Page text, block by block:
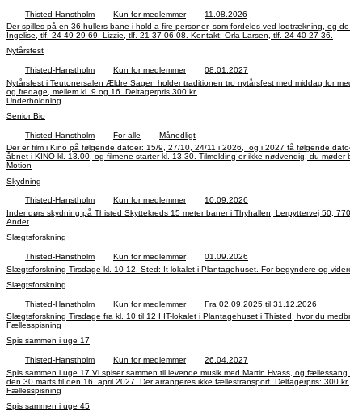
Thisted-Hanstholm Kun for medlemmer
11.08.2026
Der spilles på en 36-hullers bane i hold a fire personer, som fordeles ved lodtrækning, og de fire personer spiller så ”imod” hinanden, så der er plads til mange.
Ingelise, tlf. 24 49 29 69. Lizzie, tlf. 21 37 06 08. Kontakt: Orla Larsen, tlf. 24 40 27 36.
Nytårsfest
Thisted-Hanstholm Kun for medlemmer
08.01.2027
Nytårsfest i Teutonersalen Ældre Sagen holder traditionen tro nytårsfest med middag for medlemmerne. Peter Olsen spiller op til dans. Tilmelding kan ske ved betaling til MobilePay nr. 993505 og skrive NT i kommentarfeltet. Eller til Tove på tlf.: 50 69 12 36 på tirsdage, onsdage, torsdage
og fredage, mellem kl. 9 og 16. Deltagerpris 300 kr.
Underholdning
Senior Bio
Thisted-Hanstholm For alle
Månedligt
Der er film i Kino på følgende datoer: 15/9, 27/10, 24/11 i 2026, og i 2027 få følgende datoer:12/1, 9/2, 9/3, 13/4 og 1/5. Filmtitler kender vi ikke på nuværende tidspunkt, men de vil blive oplyst på vores hjemmeside, på Facebook og via nyhedsmail når vi kender dem! Dørene bliver
Motion
Skydning
Thisted-Hanstholm Kun for medlemmer
10.09.2026
Andet
Slægtsforskning
Thisted-Hanstholm Kun for medlemmer
01.09.2026
Slægtsforskning
Thisted-Hanstholm Kun for medlemmer
Fra 02.09.2025 til 31.12.2026
Fællesspisning
Spis sammen i uge 17
Thisted-Hanstholm Kun for medlemmer
26.04.2027
Spis sammen i uge 17 Vi spiser sammen til levende musik med Martin Hvass, og fællessang. Tilmelding og betaling på vores hjemmeside, eller til MobilePay nr. 99 35 05 hvor du skriver VF i kommentarfeltet. Eller til Ellen på tlf.: 50 69 12 36 på hverdage mellem kl. 9 og 16, I tidsrummet fra
den 30 marts til den 16. april 2027. Der arrangeres ikke fællestransport. Deltagerpris: 300 kr.
Fællesspisning
Spis sammen i uge 45